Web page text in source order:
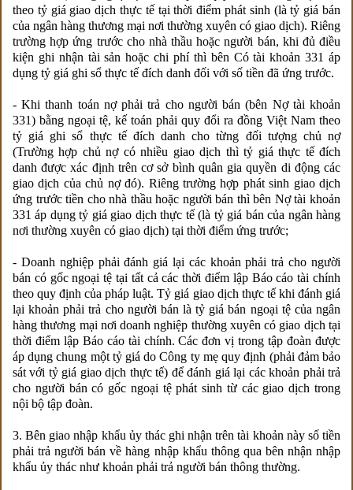
theo tỷ giá giao dịch thực tế tại thời điểm phát sinh (là tỷ giá bán
của ngân hàng thương mại nơi thường xuyên có giao dịch). Riêng
trường hợp ứng trước cho nhà thầu hoặc người bán, khi đủ điều
kiện ghi nhận tài sản hoặc chi phí thì bên Có tài khoản 331 áp
dụng tỷ giá ghi sổ thực tế đích danh đối với số tiền đã ứng trước.
- Khi thanh toán nợ phải trả cho người bán (bên Nợ tài khoản
331) bằng ngoại tệ, kế toán phải quy đổi ra đồng Việt Nam theo
tỷ giá ghi sổ thực tế đích danh cho từng đối tượng chủ nợ
(Trường hợp chủ nợ có nhiều giao dịch thì tỷ giá thực tế đích
danh được xác định trên cơ sở bình quân gia quyền di động các
giao dịch của chủ nợ đó). Riêng trường hợp phát sinh giao dịch
ứng trước tiền cho nhà thầu hoặc người bán thì bên Nợ tài khoản
331 áp dụng tỷ giá giao dịch thực tế (là tỷ giá bán của ngân hàng
nơi thường xuyên có giao dịch) tại thời điểm ứng trước;
- Doanh nghiệp phải đánh giá lại các khoản phải trả cho người
bán có gốc ngoại tệ tại tất cả các thời điểm lập Báo cáo tài chính
theo quy định của pháp luật. Tỷ giá giao dịch thực tế khi đánh giá
lại khoản phải trả cho người bán là tỷ giá bán ngoại tệ của ngân
hàng thương mại nơi doanh nghiệp thường xuyên có giao dịch tại
thời điểm lập Báo cáo tài chính. Các đơn vị trong tập đoàn được
áp dụng chung một tỷ giá do Công ty mẹ quy định (phải đảm bảo
sát với tỷ giá giao dịch thực tế) để đánh giá lại các khoản phải trả
cho người bán có gốc ngoại tệ phát sinh từ các giao dịch trong
nội bộ tập đoàn.
3. Bên giao nhập khẩu ủy thác ghi nhận trên tài khoản này số tiền
phải trả người bán về hàng nhập khẩu thông qua bên nhận nhập
khẩu ủy thác như khoản phải trả người bán thông thường.